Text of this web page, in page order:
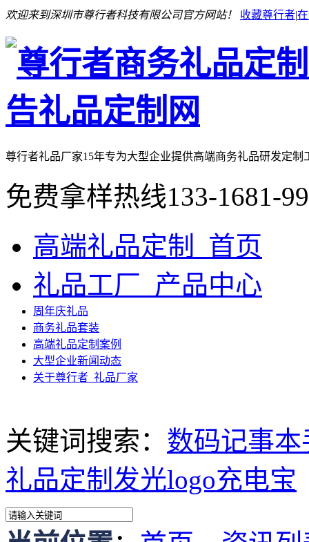
欢迎来到深圳市尊行者科技有限公司官方网站！ 收藏尊行者|
尊行者礼品厂家15年专为大型企业提供高端商务礼品研发定制
免费拿样热线133-1681-
高端礼品定制_首页
礼品工厂_产品中心
周年庆礼品
商务礼品套装
高端礼品定制案例
大型企业新闻动态
关于尊行者_礼品厂家
关键词搜索： 数码记事本
礼品定制 发光logo充电宝